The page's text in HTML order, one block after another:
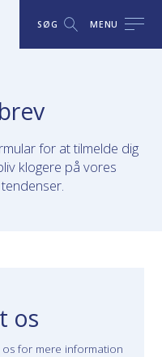
SØG MENU
for at tilmelde dig
klogere på vores
os
for mere information